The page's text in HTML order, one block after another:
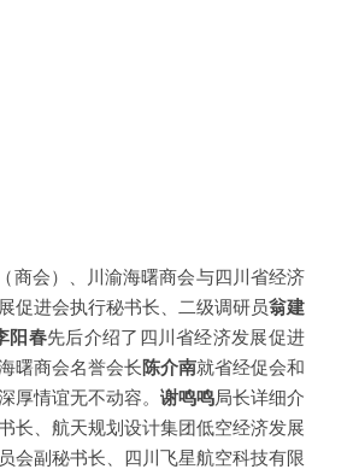
商会）、川渝海曙商会与四川省经济
促进会执行秘书长、二级调研员翁建
阳春先后介绍了四川省经济发展促进
曙商会名誉会长陈介南就省经促会和
厚情谊无不动容。 谢鸣鸣局长详细介
长、航天规划设计集团低空经济发展
会副秘书长、四川飞星航空科技有限